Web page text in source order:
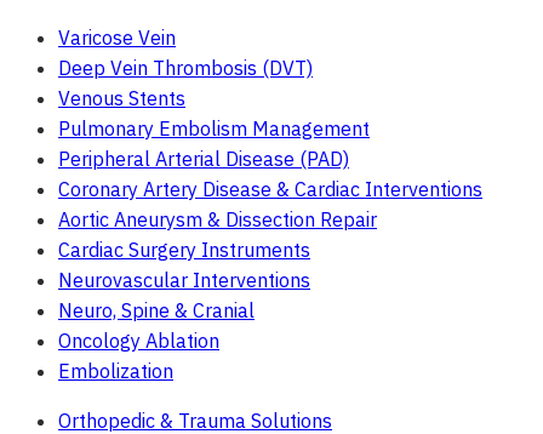
Varicose Vein
Deep Vein Thrombosis (DVT)
Venous Stents
Pulmonary Embolism Management
Peripheral Arterial Disease (PAD)
Coronary Artery Disease & Cardiac Interventions
Aortic Aneurysm & Dissection Repair
Cardiac Surgery Instruments
Neurovascular Interventions
Neuro, Spine & Cranial
Oncology Ablation
Embolization
Orthopedic & Trauma Solutions